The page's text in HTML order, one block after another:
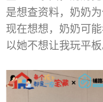
是想查资料，奶奶为
现在想想，奶奶可
以她不想让我玩平板